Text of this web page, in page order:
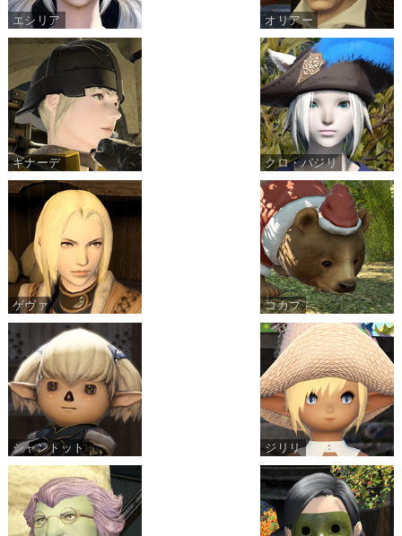
エシリア オリアー
ギナーデ クロ・バジリ
ゲヴァ コカブ
シャントット ジリリ